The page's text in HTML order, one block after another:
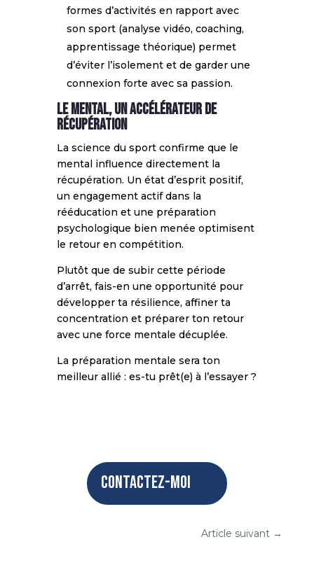
formes d’activités en rapport avec
son sport (analyse vidéo, coaching,
apprentissage théorique) permet
d’éviter l’isolement et de garder une
connexion forte avec sa passion.
Le mental, un accélérateur de
récupération
La science du sport confirme que le
mental influence directement la
récupération. Un état d’esprit positif,
un engagement actif dans la
rééducation et une préparation
psychologique bien menée optimisent
le retour en compétition.
Plutôt que de subir cette période
d’arrêt, fais-en une opportunité pour
développer ta résilience, affiner ta
concentration et préparer ton retour
avec une force mentale décuplée.
La préparation mentale sera ton
meilleur allié : es-tu prêt(e) à l’essayer ?
Contactez-moi
Article suivant →